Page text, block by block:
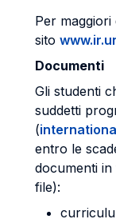
Per
sito
Documenti
Gli studenti
suddetti
(
entro le
documenti
file):